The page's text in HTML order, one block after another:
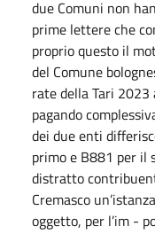
due Comuni non
prime lettere che
proprio questo il
del Comune
rate della Tari 2023
pagando
dei due enti
primo e B881 per il
distratto
Cremasco
oggetto, per l’im -